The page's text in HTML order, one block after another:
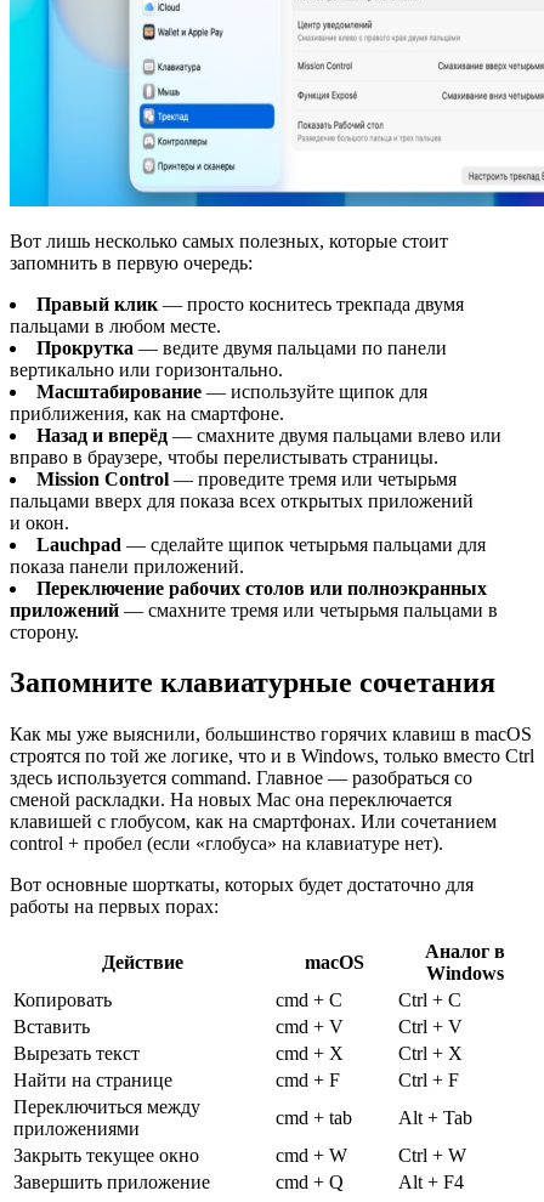
Вот лишь несколько самых полезных, которые стоит
запомнить в первую очередь:
Правый клик — просто коснитесь трекпада двумя
пальцами в любом месте.
Прокрутка — ведите двумя пальцами по панели
вертикально или горизонтально.
Масштабирование — используйте щипок для
приближения, как на смартфоне.
Назад и вперёд — смахните двумя пальцами влево или
вправо в браузере, чтобы перелистывать страницы.
Mission Control — проведите тремя или четырьмя
пальцами вверх для показа всех открытых приложений
и окон.
Lauchpad — сделайте щипок четырьмя пальцами для
показа панели приложений.
Переключение рабочих столов или полноэкранных
приложений — смахните тремя или четырьмя пальцами в
сторону.
Запомните клавиатурные сочетания
Как мы уже выяснили, большинство горячих клавиш в macOS
строятся по той же логике, что и в Windows, только вместо Ctrl
здесь используется сommand. Главное — разобраться со
сменой раскладки. На новых Mac она переключается
клавишей с глобусом, как на смартфонах. Или сочетанием
сontrol + пробел (если «глобуса» на клавиатуре нет).
Вот основные шорткаты, которых будет достаточно для
работы на первых порах:
Действие macOS
Аналог в
Windows
Копировать
сmd + C
Ctrl + C
Вставить
сmd + V
Ctrl + V
Вырезать текст
сmd + X
Ctrl + X
Найти на странице
сmd + F
Ctrl + F
Переключиться между
приложениями
сmd + tab
Alt + Tab
Закрыть текущее окно
сmd + W
Ctrl + W
Завершить приложение
сmd + Q
Alt + F4